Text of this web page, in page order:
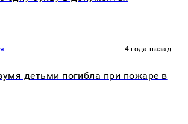
4 года назад
детьми погибла при пожаре в